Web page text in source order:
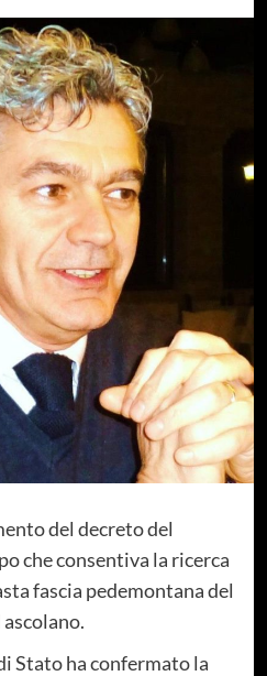
del decreto del
che consentiva la ricerca
fascia pedemontana del
Stato ha confermato la